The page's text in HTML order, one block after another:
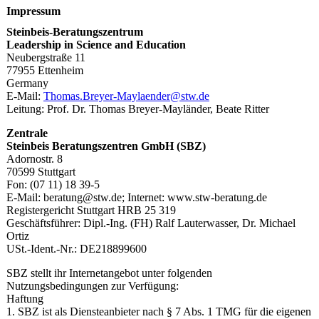
Impressum
Steinbeis-Beratungszentrum
Leadership in Science and Education
Neubergstraße 11
77955 Ettenheim
Germany
E-Mail: Thomas.Breyer-Maylaender@stw.de
Leitung: Prof. Dr. Thomas Breyer-Mayländer, Beate Ritter
Zentrale
Steinbeis Beratungszentren GmbH (SBZ)
Adornostr. 8
70599 Stuttgart
Fon: (07 11) 18 39-5
E-Mail: beratung@stw.de; Internet: www.stw-beratung.de
Registergericht Stuttgart HRB 25 319
Geschäftsführer: Dipl.-Ing. (FH) Ralf Lauterwasser, Dr. Michael
Ortiz
USt.-Ident.-Nr.: DE218899600
SBZ stellt ihr Internetangebot unter folgenden
Nutzungsbedingungen zur Verfügung:
Haftung
1. SBZ ist als Diensteanbieter nach § 7 Abs. 1 TMG für die eigenen